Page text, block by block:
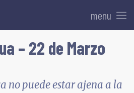
menu
– 22 de Marzo
no puede estar ajena a la